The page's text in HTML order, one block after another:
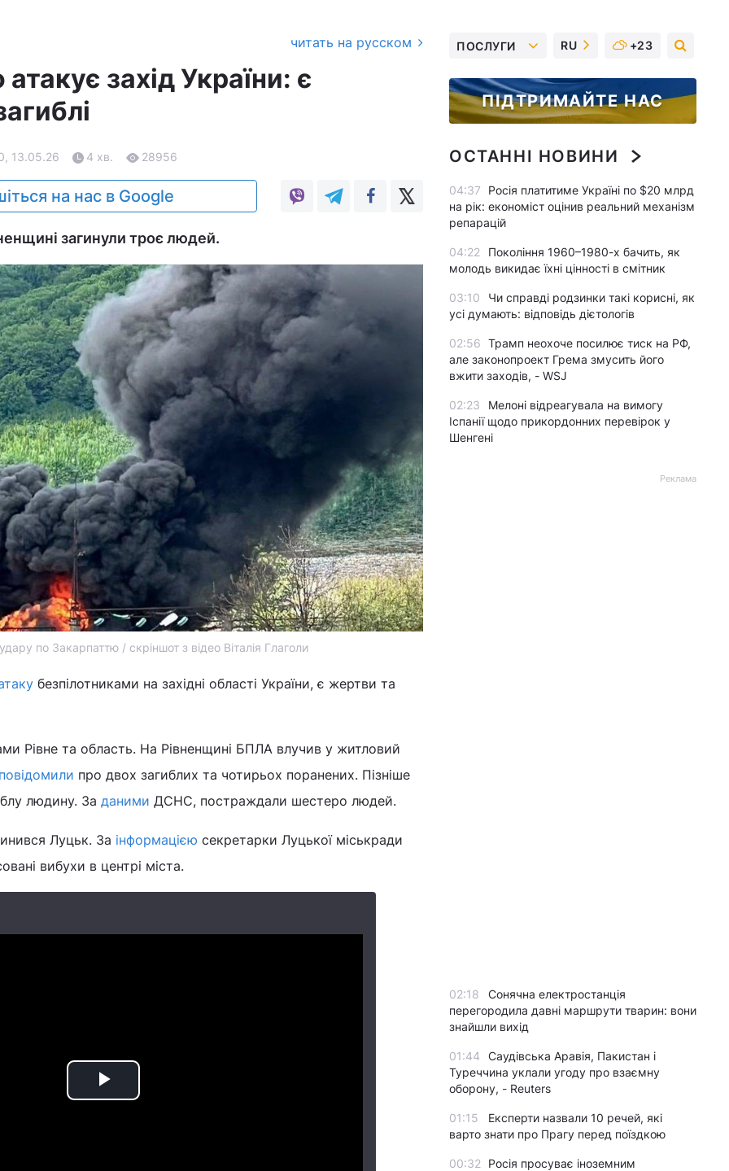
читать на русском
захід України: є
13.05.26 4 хв. 28956
на нас в Google
загинули троє людей.
по Закарпаттю / скріншот з відео Віталія Глаголи
безпілотниками на західні області України, є жертви та
Рівне та область. На Рівненщині БПЛА влучив у житловий
про двох загиблих та чотирьох поранених. Пізніше
людину. За даними ДСНС, постраждали шестеро людей.
Луцьк. За інформацією секретарки Луцької міськради
вибухи в центрі міста.
Play
ПОСЛУГИ RU +23
ПІДТРИМАЙТЕ НАС
ОСТАННІ НОВИНИ
04:37
Росія платитиме Україні по $20 млрд
на рік: економіст оцінив реальний механізм
репарацій
04:22
Покоління 1960–1980-х бачить, як
молодь викидає їхні цінності в смітник
03:10
Чи справді родзинки такі корисні, як
усі думають: відповідь дієтологів
02:56 Трамп неохоче посилює тиск на РФ,
але законопроект Грема змусить його
вжити заходів, - WSJ
02:23
Мелоні відреагувала на вимогу
Іспанії щодо прикордонних перевірок у
Шенгені
Реклама
02:18
Сонячна електростанція
перегородила давні маршрути тварин: вони
знайшли вихід
01:44
Саудівська Аравія, Пакистан і
Туреччина уклали угоду про взаємну
оборону, - Reuters
01:15
Експерти назвали 10 речей, які
варто знати про Прагу перед поїздкою
00:32
Росія просуває іноземним